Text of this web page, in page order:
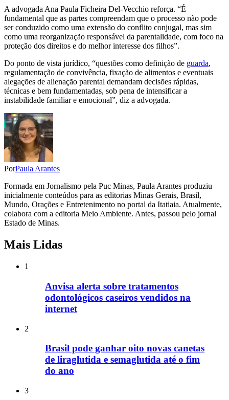
A advogada Ana Paula Ficheira Del-Vecchio reforça. “É
fundamental que as partes compreendam que o processo não pode
ser conduzido como uma extensão do conflito conjugal, mas sim
como uma reorganização responsável da parentalidade, com foco na
proteção dos direitos e do melhor interesse dos filhos”.
Do ponto de vista jurídico, “questões como definição de guarda,
regulamentação de convivência, fixação de alimentos e eventuais
alegações de alienação parental demandam decisões rápidas,
técnicas e bem fundamentadas, sob pena de intensificar a
instabilidade familiar e emocional”, diz a advogada.
PorPaula Arantes
Formada em Jornalismo pela Puc Minas, Paula Arantes produziu
inicialmente conteúdos para as editorias Minas Gerais, Brasil,
Mundo, Orações e Entretenimento no portal da Itatiaia. Atualmente,
colabora com a editoria Meio Ambiente. Antes, passou pelo jornal
Estado de Minas.
Mais Lidas
1
Anvisa alerta sobre tratamentos
odontológicos caseiros vendidos na
internet
2
Brasil pode ganhar oito novas canetas
de liraglutida e semaglutida até o fim
do ano
3